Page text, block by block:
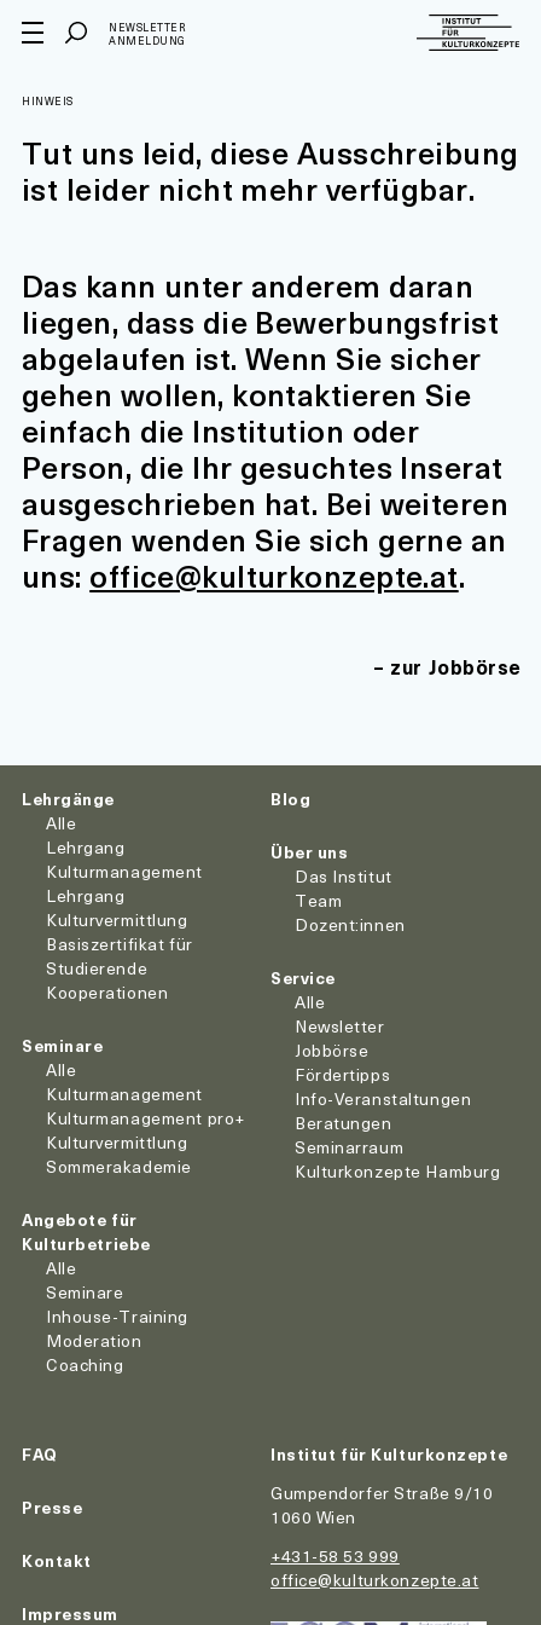
NEWSLETTER
ANMELDUNG
HINWEIS
Tut uns leid, diese Ausschreibung
ist leider nicht mehr verfügbar.
Das kann unter anderem daran
liegen, dass die Bewerbungsfrist
abgelaufen ist. Wenn Sie sicher
gehen wollen, kontaktieren Sie
einfach die Institution oder
Person, die Ihr gesuchtes Inserat
ausgeschrieben hat. Bei weiteren
Fragen wenden Sie sich gerne an
uns: office@kulturkonzepte.at.
zur Jobbörse
Lehrgänge
Alle
Lehrgang
Kulturmanagement
Lehrgang
Kulturvermittlung
Basiszertifikat für
Studierende
Kooperationen
Seminare
Alle
Kulturmanagement
Kulturmanagement pro+
Kulturvermittlung
Sommerakademie
Angebote für
Kulturbetriebe
Alle
Seminare
Inhouse-Training
Moderation
Coaching
Blog
Über uns
Das Institut
Team
Dozent:innen
Service
Alle
Newsletter
Jobbörse
Fördertipps
Info-Veranstaltungen
Beratungen
Seminarraum
Kulturkonzepte Hamburg
FAQ
Presse
Kontakt
Impressum
Institut für Kulturkonzepte
Gumpendorfer Straße 9/10
1060 Wien
+431-58 53 999
office@kulturkonzepte.at